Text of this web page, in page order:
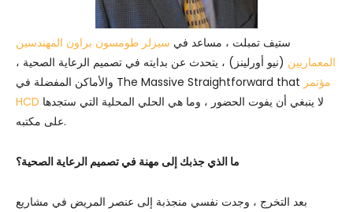
ستيف تمبلت ، مساعد في سيزلر طومسون براون المهندسين
المعماريين (نيو أورلينز) ، يتحدث عن بدايته في تصميم الرعاية الصحية ،
والأماكن المفضلة في The Massive Straightforward that مؤتمر
HCD
على مكتبه.
ما الذي جذبك إلى مهنة في تصميم الرعاية الصحية؟
بعد التخرج ، وجدت نفسي منجذبة إلى عنصر المريض في مشاريع